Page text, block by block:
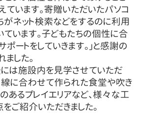
ています。寄贈いただいたパソコ
がネット検索などをするのに利用
ています。子どもたちの個性に合
ートをしていきます。」と感謝の
した。
は施設内を見学させていただ
線に合わせて作られた食堂や吹き
あるプレイエリアなど、様々な工
ご紹介いただきました。